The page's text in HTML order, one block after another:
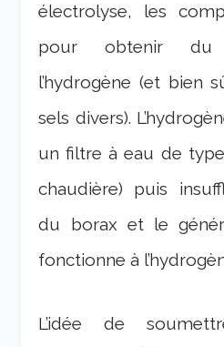
électrolyse, les
pour obtenir du
l’hydrogène (et bien
sels divers).
un filtre à eau de
chaudière) puis
du borax et le
fonctionne à
L’idée de